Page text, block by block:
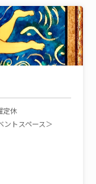
定休
ントスペース＞